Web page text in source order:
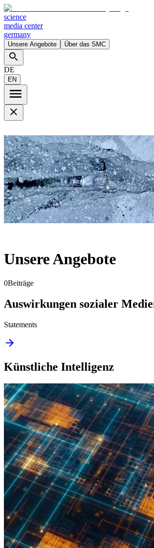
science
media center
germany
Unsere Angebote Über das SMC
DE
EN
Unsere Angebote
0Beiträge
Auswirkungen sozialer
Statements
Künstliche Intelligenz